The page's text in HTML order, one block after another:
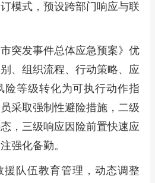
模式，预设跨部门响应与联
突发事件总体应急预案》优
、组织流程、行动策略、应
险等级转化为可执行动作指
采取强制性避险措施，二级
，三级响应因险前置快速应
强化备勤。
援队伍教育管理，动态调整